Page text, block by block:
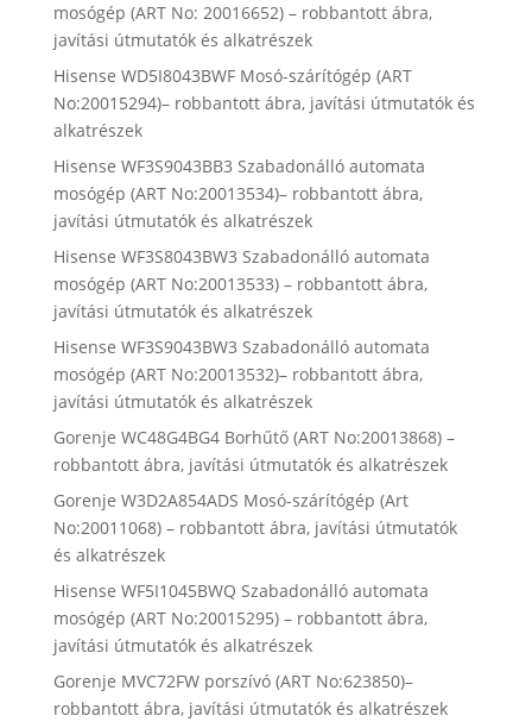
mosógép (ART No: 20016652) – robbantott ábra,
javítási útmutatók és alkatrészek
Hisense WD5I8043BWF Mosó-szárítógép (ART
No:20015294)– robbantott ábra, javítási útmutatók és
alkatrészek
Hisense WF3S9043BB3 Szabadonálló automata
mosógép (ART No:20013534)– robbantott ábra,
javítási útmutatók és alkatrészek
Hisense WF3S8043BW3 Szabadonálló automata
mosógép (ART No:20013533) – robbantott ábra,
javítási útmutatók és alkatrészek
Hisense WF3S9043BW3 Szabadonálló automata
mosógép (ART No:20013532)– robbantott ábra,
javítási útmutatók és alkatrészek
Gorenje WC48G4BG4 Borhűtő (ART No:20013868) –
robbantott ábra, javítási útmutatók és alkatrészek
Gorenje W3D2A854ADS Mosó-szárítógép (Art
No:20011068) – robbantott ábra, javítási útmutatók
és alkatrészek
Hisense WF5I1045BWQ Szabadonálló automata
mosógép (ART No:20015295) – robbantott ábra,
javítási útmutatók és alkatrészek
Gorenje MVC72FW porszívó (ART No:623850)–
robbantott ábra, javítási útmutatók és alkatrészek